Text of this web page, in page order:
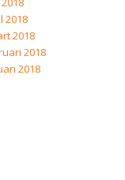
2018
2018
2018
2018